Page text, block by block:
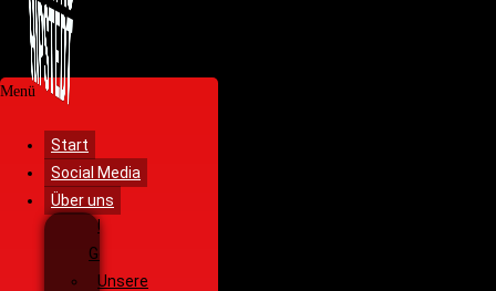
Menü
Start
Social Media
Über uns
Unsere
Geschichte
Unsere